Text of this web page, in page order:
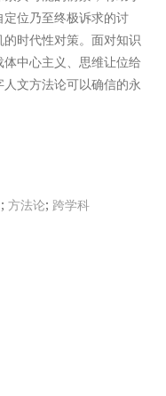
位乃至终极诉求的讨
时代性对策。面对知识
中心主义、思维让位给
文方法论可以确信的永
;方法论; 跨学科